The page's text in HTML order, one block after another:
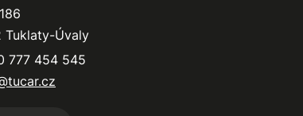
Tuklaty-Úvaly
777 454 545